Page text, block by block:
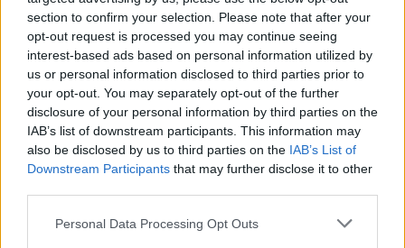
section to confirm your selection. Please note that after your
opt-out request is processed you may continue seeing
interest-based ads based on personal information utilized by
us or personal information disclosed to third parties prior to
your opt-out. You may separately opt-out of the further
disclosure of your personal information by third parties on the
IAB’s list of downstream participants. This information may
also be disclosed by us to third parties on the IAB’s List of
Downstream Participants that may further disclose it to other
Please note that this website/app uses one or more Google
Personal Data Processing Opt Outs
ce
b
o
o
k
it
te
r
te
re
st
at
s
A
p
p
a
re
Articolo precedente
Prossimo articolo
NOTIZIE RECENTI